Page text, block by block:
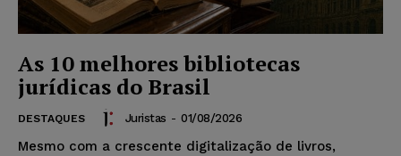
As 10 melhores bibliotecas
jurídicas do Brasil
DESTAQUES Juristas - 01/08/2026
Mesmo com a crescente digitalização de livros,